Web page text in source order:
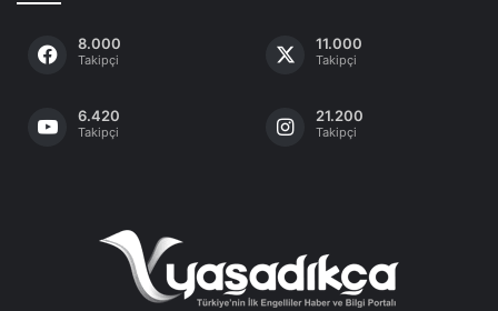
8.000
Takipçi
11.000
Takipçi
6.420
Takipçi
21.200
Takipçi